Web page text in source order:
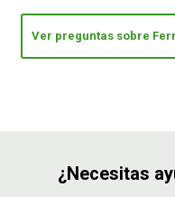
Ver preguntas sobre
¿Necesitas